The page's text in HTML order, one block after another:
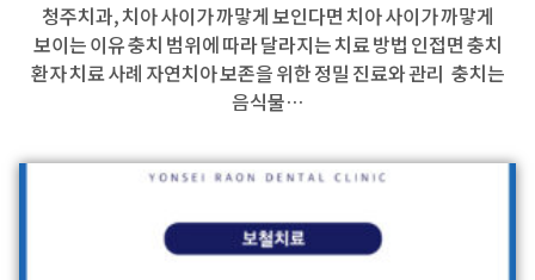
청주치과, 치아 사이가 까맣게 보인다면 치아 사이가 까맣게
보이는 이유 충치 범위에 따라 달라지는 치료 방법 인접면 충치
환자 치료 사례 자연치아 보존을 위한 정밀 진료와 관리 충치는
음식물…